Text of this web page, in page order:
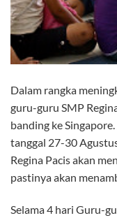
Dalam rangka
guru-guru SMP
banding ke
tanggal 27-30
Regina Pacis akan
pastinya akan
Selama 4 hari Guru-